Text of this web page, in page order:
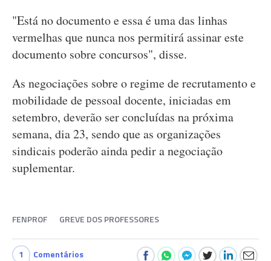
"Está no documento e essa é uma das linhas
vermelhas que nunca nos permitirá assinar este
documento sobre concursos", disse.
As negociações sobre o regime de recrutamento e
mobilidade de pessoal docente, iniciadas em
setembro, deverão ser concluídas na próxima
semana, dia 23, sendo que as organizações
sindicais poderão ainda pedir a negociação
suplementar.
FENPROF GREVE DOS PROFESSORES
1 Comentários